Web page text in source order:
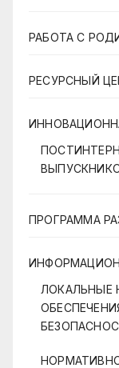
РАБОТА С
РЕСУРСНЫЙ
ПРОГРАММА
ЛОКАЛЬНЫЕ